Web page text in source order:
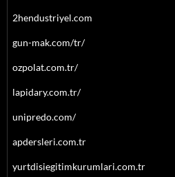
2hendustriyel.com
gun-mak.com/tr/
ozpolat.com.tr/
lapidary.com.tr/
unipredo.com/
apdersleri.com.tr
yurtdisiegitimkurumlari.com.tr